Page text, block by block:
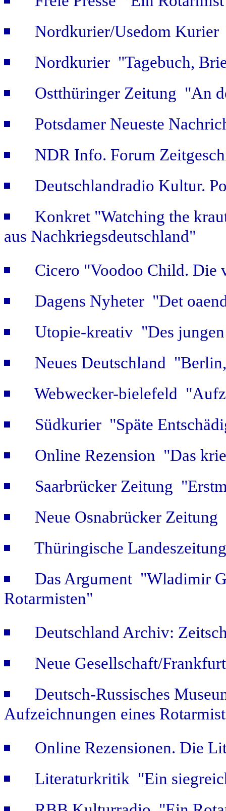
Nordkurier/Usedom
Nordkurier "Tagebuch,
Ostthüringer Zeitung "An
Potsdamer Neueste
NDR Info. Forum
Deutschlandradio Kultur.
Konkret "Watching the
aus Nachkriegsdeutschland"
Cicero "Voodoo Child. Die
Dagens Nyheter "Det
Utopie-kreativ "Des
Neues Deutschland
Webwecker-bielefeld
Südkurier "Späte
Online Rezension "Das
Saarbrücker Zeitung
Neue Osnabrücker
Thüringische
Das Argument "Wladimir
Rotarmisten"
Deutschland Archiv:
Neue Gesellschaft/
Deutsch-Russisches
Aufzeichnungen eines
Online Rezensionen. Die
Literaturkritik "Ein